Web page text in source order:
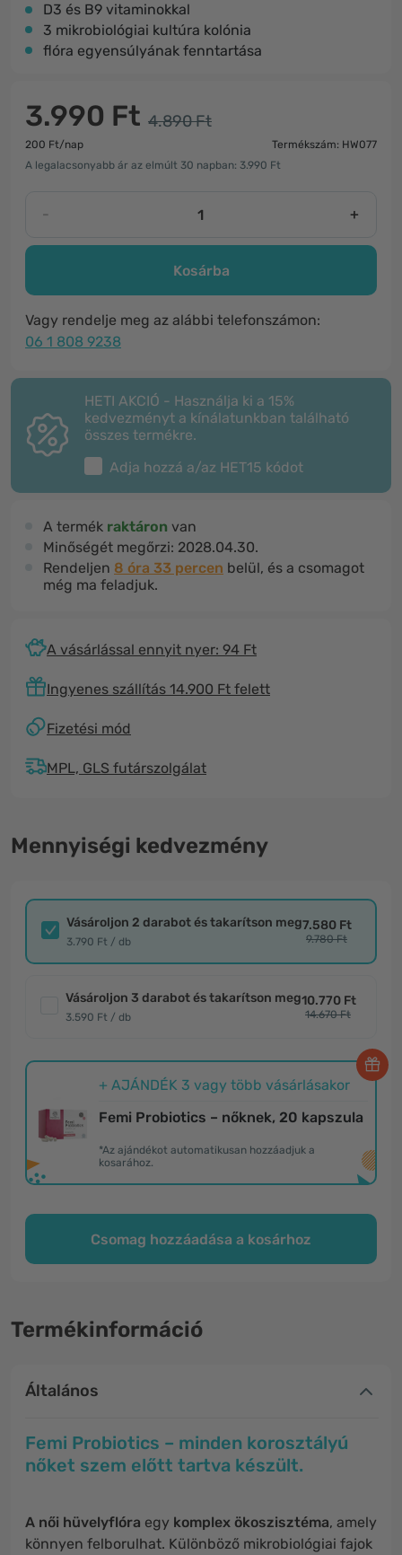
D3 és B9 vitaminokkal
3 mikrobiológiai kultúra kolónia
flóra egyensúlyának fenntartása
3.990 Ft 4.890 Ft
200 Ft/nap
Termékszám: HW077
A legalacsonyabb ár az elmúlt 30 napban: 3.990 Ft
- +
Kosárba
Vagy rendelje meg az alábbi telefonszámon:
06 1 808 9238
HETI AKCIÓ - Használja ki a 15%
kedvezményt a kínálatunkban található
összes termékre.
Adja hozzá a/az HET15 kódot
A termék raktáron van
Minőségét megőrzi: 2028.04.30.
Rendeljen 8 óra 33 percen belül, és a csomagot
még ma feladjuk.
A vásárlással ennyit nyer: 94 Ft
Ingyenes szállítás 14.900 Ft felett
Fizetési mód
MPL, GLS futárszolgálat
Mennyiségi kedvezmény
Vásároljon 2 darabot és takarítson meg
3.790 Ft / db
7.580 Ft
9.780 Ft
Vásároljon 3 darabot és takarítson meg
3.590 Ft / db
10.770 Ft
14.670 Ft
+ AJÁNDÉK 3 vagy több vásárlásakor
Femi Probiotics – nőknek, 20 kapszula
*Az ajándékot automatikusan hozzáadjuk a
kosarához.
Csomag hozzáadása a kosárhoz
Termékinformáció
Általános
Femi Probiotics – minden korosztályú
nőket szem előtt tartva készült.
A női hüvelyflóra egy komplex ökoszisztéma, amely
könnyen felborulhat. Különböző mikrobiológiai fajok